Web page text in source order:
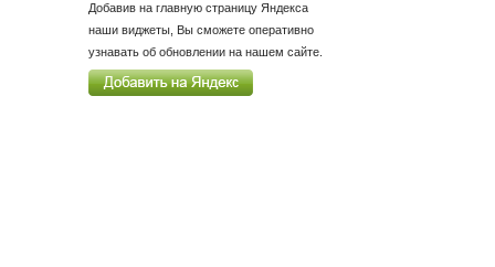
Добавив на главную страницу Яндекса
наши виджеты, Вы сможете оперативно
узнавать об обновлении на нашем сайте.